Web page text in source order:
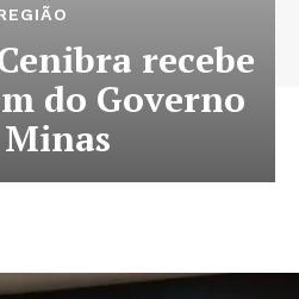
recebe
do Governo